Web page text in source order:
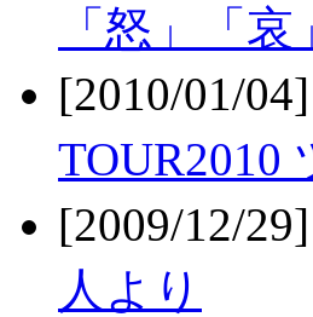
「怒」「
[2010/01/
TOUR2010
[2009/12/
人より